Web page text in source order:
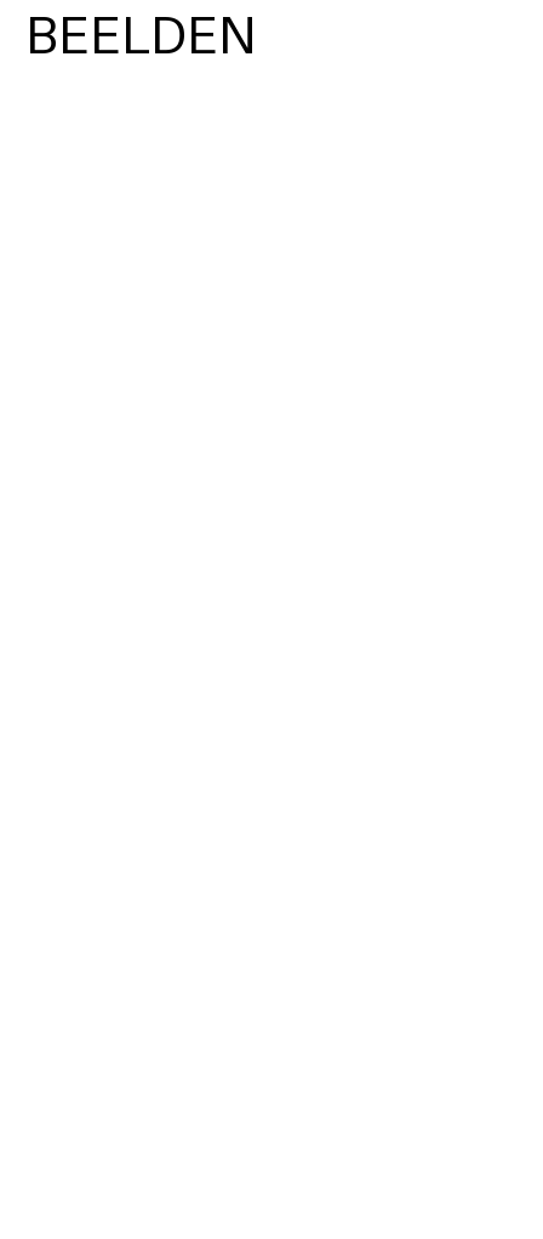
BEELDEN